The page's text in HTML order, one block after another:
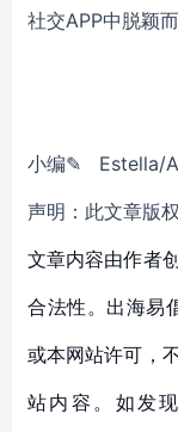
社交APP中脱颖
小编✎ Estella/
声明：此文章版
文章内容由作者
合法性。出海易
或本网站许可，
站内容。如发